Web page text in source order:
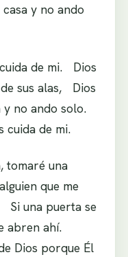
y no ando
de mi. Dios
sus alas, Dios
y no ando solo.
cuida de mi.
tomaré una
que me
Si una puerta se
abren ahí.
Dios porque Él